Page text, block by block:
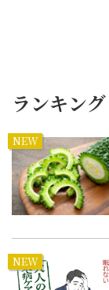
ランキング
NEW
NEW